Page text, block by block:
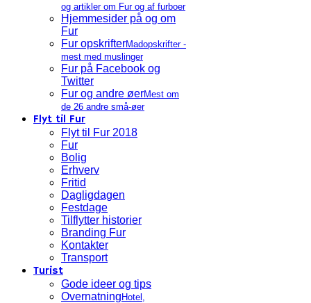
og artikler om Fur og af furboer
Hjemmesider på og om
Fur
Fur opskrifterMadopskrifter -
mest med muslinger
Fur på Facebook og
Twitter
Fur og andre øerMest om
de 26 andre små-øer
Flyt til Fur
Flyt til Fur 2018
Fur
Bolig
Erhverv
Fritid
Dagligdagen
Festdage
Tilflytter historier
Branding Fur
Kontakter
Transport
Turist
Gode ideer og tips
Overnatning Hotel,